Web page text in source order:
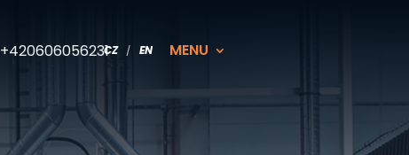
+420606056231 MENU
CZ EN